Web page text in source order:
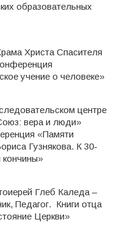
образовательных
Христа Спасителя
учение о человеке»
центре
вера и люди»
«Памяти
Гузнякова. К 30-
Глеб Каледа –
Педагог. Книги отца
Церкви»